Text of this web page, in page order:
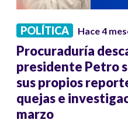
POLÍTICA Hace 4
Procuraduría
presidente Petro
sus propios
quejas e
marzo